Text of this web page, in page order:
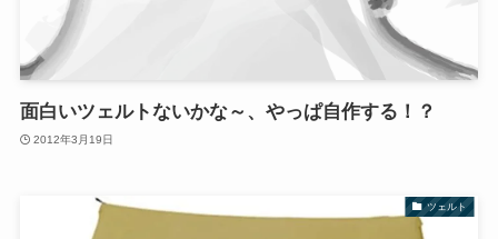
面白いツェルトないかな～、やっぱ自作する！？
2012年3月19日
ツェルト